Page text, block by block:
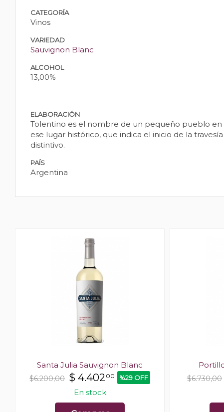
CATEGORÍA
Vinos
VARIEDAD
Sauvignon Blanc
ALCOHOL
13,00%
ELABORACIÓN
Tolentino es el nombre de un pequeño pueblo en
ese lugar histórico, que indica el inicio de la
distintivo.
PAÍS
Argentina
Santa Julia Sauvignon Blanc
$6.200,00 $ 4.402 00 %29 OFF
En stock
$6.730,00